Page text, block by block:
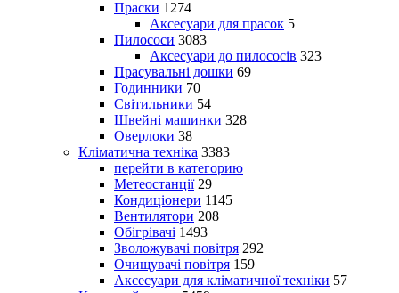
Праски 1274
Аксесуари для прасок 5
Пилососи 3083
Аксесуари до пилососів 323
Прасувальні дошки 69
Годинники 70
Світильники 54
Швейні машинки 328
Оверлоки 38
Кліматична техніка 3383
перейти в категорию
Метеостанції 29
Кондиціонери 1145
Вентилятори 208
Обігрівачі 1493
Зволожувачі повітря 292
Очищувачі повітря 159
Аксесуари для кліматичної техніки 57